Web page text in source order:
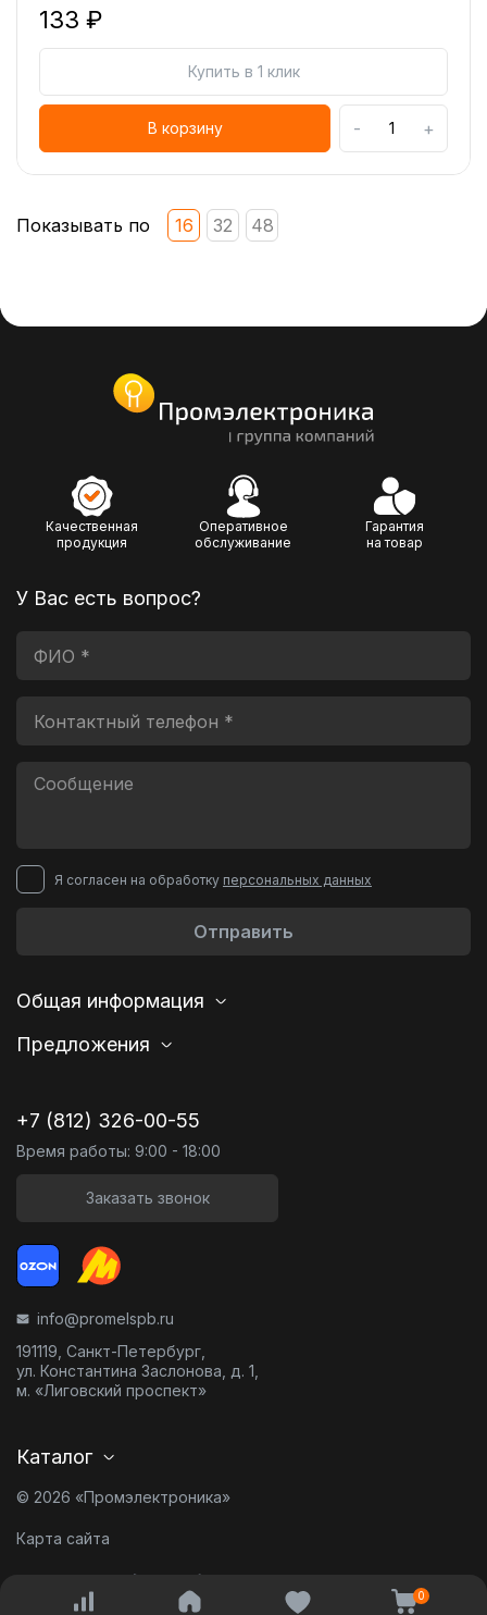
0
133 ₽
Купить в 1 клик
В корзину - +
Показывать по 16 32 48
Качественная
продукция
Оперативное
обслуживание
Гарантия
на товар
У Вас есть вопрос?
Я согласен на обработку персональных данных
Отправить
Общая информация
Предложения
+7 (812) 326-00-55
Время работы: 9:00 - 18:00
Заказать звонок
info@promelspb.ru
191119, Санкт-Петербург,
ул. Константина Заслонова, д. 1,
м. «Лиговский проспект»
Каталог
© 2026 «Промэлектроника»
Карта сайта